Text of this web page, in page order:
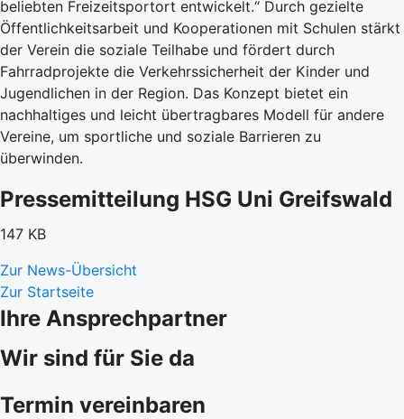
beliebten Freizeitsportort entwickelt.“ Durch gezielte
Öffentlichkeitsarbeit und Kooperationen mit Schulen stärkt
der Verein die soziale Teilhabe und fördert durch
Fahrradprojekte die Verkehrssicherheit der Kinder und
Jugendlichen in der Region. Das Konzept bietet ein
nachhaltiges und leicht übertragbares Modell für andere
Vereine, um sportliche und soziale Barrieren zu
überwinden.
Pressemitteilung HSG Uni Greifswald
147 KB
Zur News-Übersicht
Zur Startseite
Ihre Ansprechpartner
Wir sind für Sie da
Termin vereinbaren